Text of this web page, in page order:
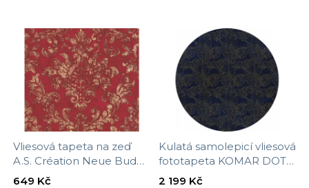
Vliesová tapeta na zeď
A.S. Création Neue Bude
2.0 Ed. II 374131, velikost
649 Kč
Kulatá samolepicí vliesová
fototapeta KOMAR DOTs
D1-058 Royal Blue,
2 199 Kč